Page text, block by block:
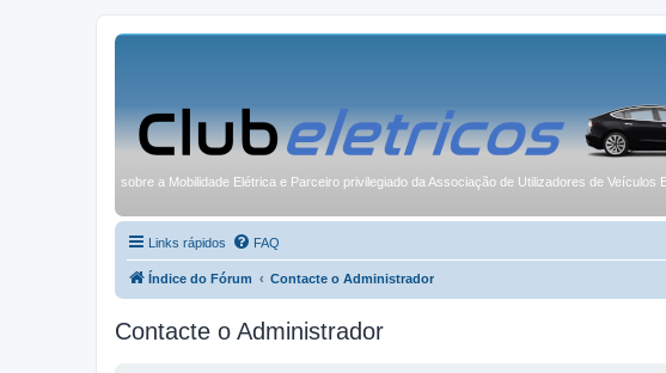
sobre a Mobilidade Elétrica e Parceiro privilegiado da Associação de Utilizadores de Veículos
Links rápidos FAQ
Índice do Fórum Contacte o Administrador
Contacte o Administrador